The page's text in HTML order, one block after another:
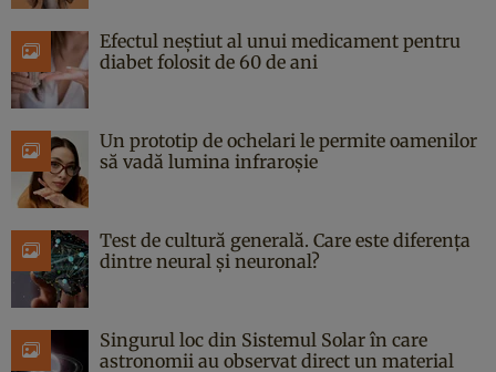
Efectul neștiut al unui medicament pentru
diabet folosit de 60 de ani
Un prototip de ochelari le permite oamenilor
să vadă lumina infraroșie
Test de cultură generală. Care este diferența
dintre neural și neuronal?
Singurul loc din Sistemul Solar în care
astronomii au observat direct un material